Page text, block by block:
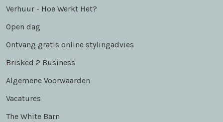
Verhuur - Hoe Werkt Het?
Open dag
Ontvang gratis online stylingadvies
Brisked 2 Business
Algemene Voorwaarden
Vacatures
The White Barn